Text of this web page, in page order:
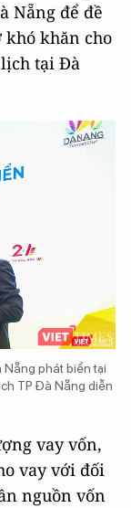
Nẵng để đề
khó khăn cho
tại Đà
phát biển tại
TP Đà Nẵng diễn
vay vốn,
vay với đối
nguồn vốn